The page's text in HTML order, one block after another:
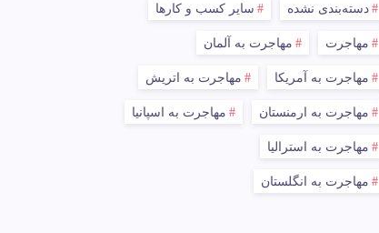
دسته‌بندی نشده سایر کسب و کارها
مهاجرت مهاجرت به آلمان
مهاجرت به آمریکا مهاجرت به اتریش
مهاجرت به ارمنستان مهاجرت به اسپانیا
مهاجرت به استرالیا
مهاجرت به انگلستان